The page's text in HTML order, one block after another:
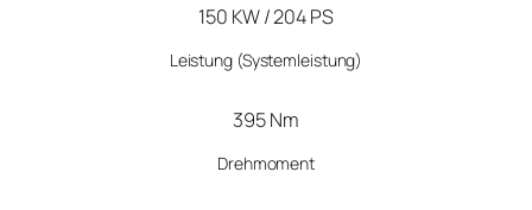
150 KW / 204 PS
Leistung(Systemleistung)
395 Nm
Drehmoment